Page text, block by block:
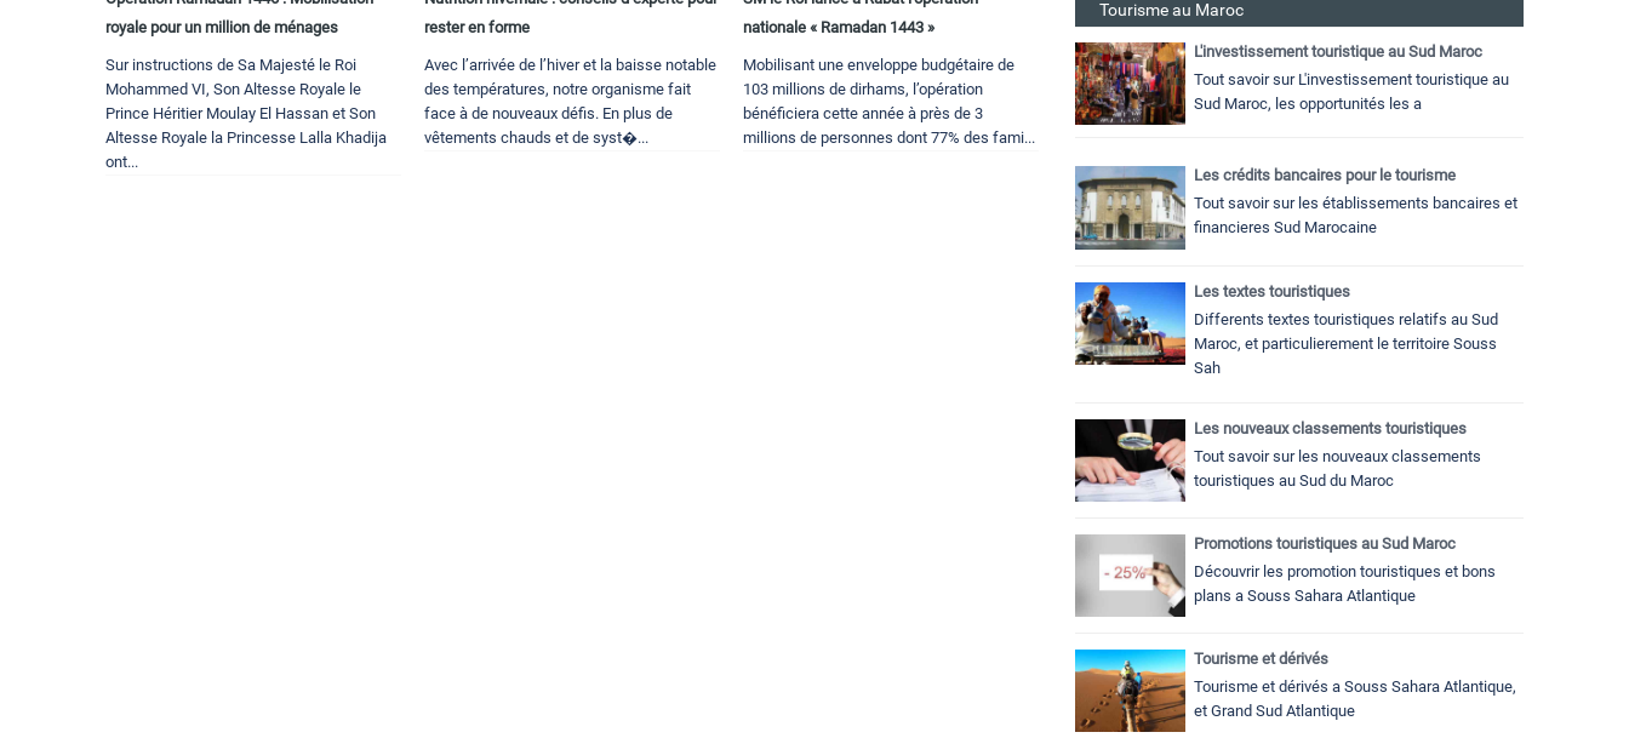
royale pour un million de ménages
Sur instructions de Sa Majesté le Roi
Mohammed VI, Son Altesse Royale le
Prince Héritier Moulay El Hassan et Son
Altesse Royale la Princesse Lalla Khadija
ont...
rester en forme
Avec l’arrivée de l’hiver et la baisse notable
des températures, notre organisme fait
face à de nouveaux défis. En plus de
vêtements chauds et de syst�...
nationale « Ramadan 1443 »
Mobilisant une enveloppe budgétaire de
103 millions de dirhams, l’opération
bénéficiera cette année à près de 3
millions de personnes dont 77% des fami...
Tourisme au Maroc
L'investissement touristique au Sud Maroc
Tout savoir sur L'investissement touristique au
Sud Maroc, les opportunités les a
Les crédits bancaires pour le tourisme
Tout savoir sur les établissements bancaires et
financieres Sud Marocaine
Les textes touristiques
Differents textes touristiques relatifs au Sud
Maroc, et particulierement le territoire Souss
Sah
Les nouveaux classements touristiques
Tout savoir sur les nouveaux classements
touristiques au Sud du Maroc
Promotions touristiques au Sud Maroc
Découvrir les promotion touristiques et bons
plans a Souss Sahara Atlantique
Tourisme et dérivés
Tourisme et dérivés a Souss Sahara Atlantique,
et Grand Sud Atlantique